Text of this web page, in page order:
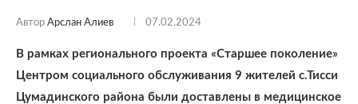
Автор Арслан Алиев 07.02.2024
В рамках регионального проекта «Старшее поколение»
Центром социального обслуживания 9 жителей с.Тисси
Цумадинского района были доставлены в медицинское